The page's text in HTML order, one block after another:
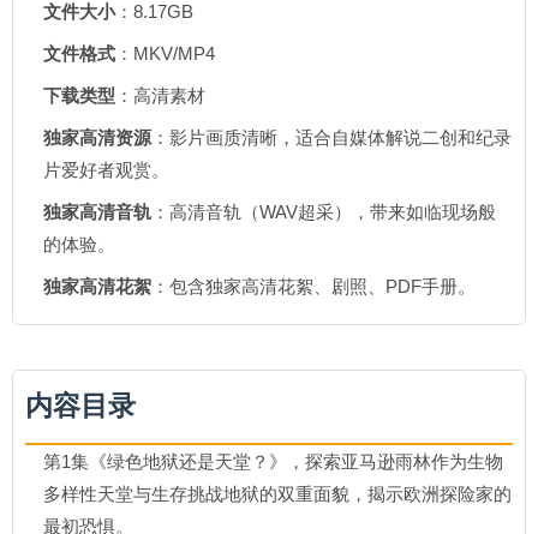
文件大小：8.17GB
文件格式 ：MKV/MP4
下载类型 ：高清素材
独家高清资源 ：影片画质清晰，适合自媒体解说二创和纪录
片爱好者观赏。
独家高清音轨 ：高清音轨（WAV超采），带来如临现场般
的体验。
独家高清花絮 ：包含独家高清花絮、剧照、PDF手册。
内容目录
第1集《绿色地狱还是天堂？》，探索亚马逊雨林作为生物
多样性天堂与生存挑战地狱的双重面貌，揭示欧洲探险家的
最初恐惧。